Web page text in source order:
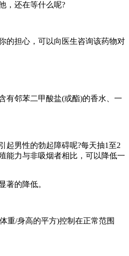
，还在等什么呢?
的担心，可以向医生咨询该药物对
有邻苯二甲酸盐(或酯)的香水、一
起男性的勃起障碍呢?每天抽1至2
能力与非吸烟者相比，可以降低一
著的降低。
重/身高的平方)控制在正常范围